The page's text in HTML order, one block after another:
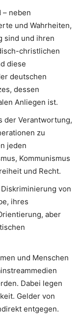
– neben
und Wahrheiten,
sind und ihren
christlichen
diese
deutschen
dessen
Anliegen ist.
der Verantwortung,
zu
jeden
Kommunismus
und Recht.
von
ihres
aber
und Menschen
Dabei legen
Gelder von
entgegen.